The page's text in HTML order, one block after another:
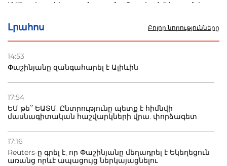
Լրահոս Բոլոր նորությունները
14:53
Փաշինյանը զանգահարել է Ալիևին
17:54
ԵՄ թե՞ ԵԱՏՄ. Ընտրությունը պետք է հիմնվի
մասնագիտական հաշվարկների վրա. փորձագետ
17:16
Reuters-ը գրել է, որ Փաշինյանը մեղադրել է Եկեղեցուն
առանց որևէ ապացույց ներկայացնելու
Մ-17 աշխարհի առաջնությունը Բաքվում. 5 հայ ըմբիշ
22.07.2026
տուժածներ կան
21.07.2026
Դատվածություն ունեցող միգրանտներին կարգելվի
բնակվել Ռուսաստանում
20.07.2026
Բաքվի բանտից գեներալ Մանուկյանը դիմել է
Փաշինյանին